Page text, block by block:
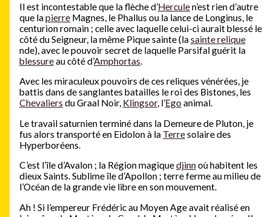
Il est incontestable que la flèche d’Herculen’est rien d’autre
que lapierreMagnes, le Phallus ou la lance de Longinus, le
centurion romain ; celle avec laquelle celui-ci aurait blessé le
côté du Seigneur, la même Pique sainte (lasainte relique
nde), avec le pouvoir secret de laquelle Parsifal guérit la
blessureau côté d’Amphortas
Avec les miraculeux pouvoirs de ces reliques vénérées, je
battis dans de sanglantes batailles le roi des Bistones, les
Chevaliers du Graal Noir, Klingsor, l’Ego animal.
Le travail saturnien terminé dans la Demeure de Pluton, je
fus alors transporté en Eidolon à la Terresolaire des
Hyperboréens.
C’est l’île d’Avalon ; la Région magiquedjinnoù habitent les
dieux Saints. Sublime île d’Apollon ; terre ferme au milieu de
l’Océan de la grande vie libre en son mouvement.
Ah ! Si l’empereur Frédéric au Moyen Age avait réalisé en